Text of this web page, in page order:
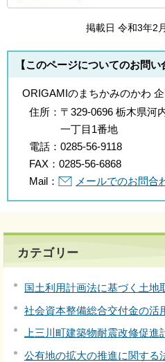
掲載日 令和3年2
【このページについてのお問い
ORIGAMIのまちかみのかわ
住所： 〒329-0696 栃木県河
一丁目1番地
電話： 0285-56-9118
FAX： 0285-56-6868
Mail：
メールでのお問合
カテゴリー
国土利用計画法に基づく土地
社会資本整備総合交付金の活
上三川町建築物耐震改修促進
公有地の拡大の推進に関する